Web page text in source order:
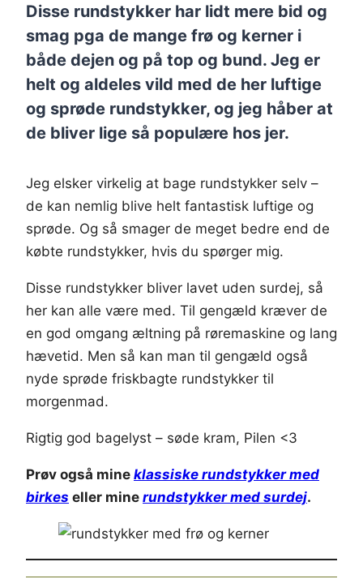
Disse rundstykker har lidt mere bid og
smag pga de mange frø og kerner i
både dejen og på top og bund. Jeg er
helt og aldeles vild med de her luftige
og sprøde rundstykker, og jeg håber at
de bliver lige så populære hos jer.
Jeg elsker virkelig at bage rundstykker selv –
de kan nemlig blive helt fantastisk luftige og
sprøde. Og så smager de meget bedre end de
købte rundstykker, hvis du spørger mig.
Disse rundstykker bliver lavet uden surdej, så
her kan alle være med. Til gengæld kræver de
en god omgang æltning på røremaskine og lang
hævetid. Men så kan man til gengæld også
nyde sprøde friskbagte rundstykker til
morgenmad.
Rigtig god bagelyst – søde kram, Pilen <3
Prøv også mine klassiske rundstykker med
birkes eller mine rundstykker med surdej.